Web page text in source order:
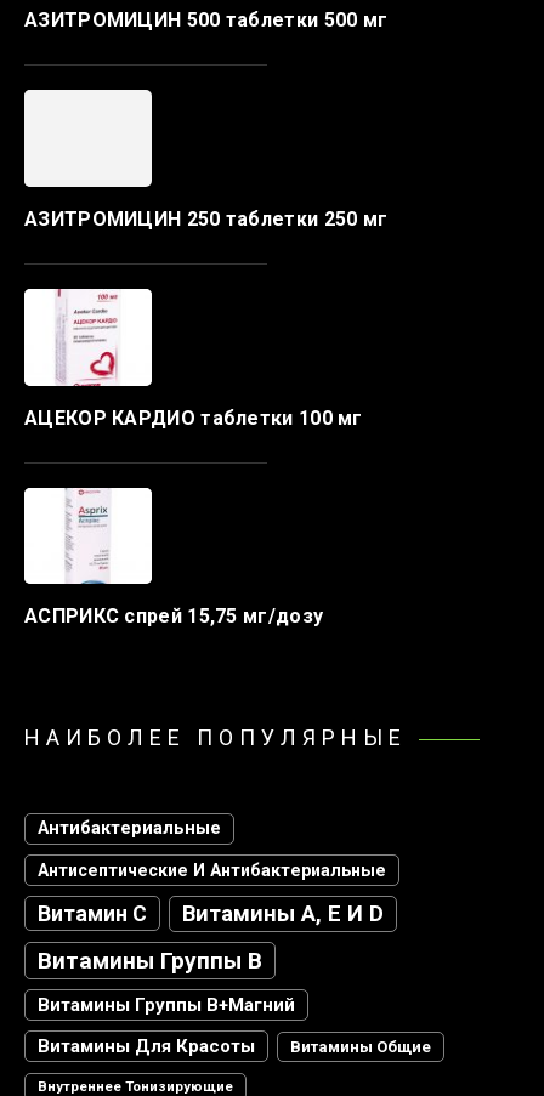
АЗИТРОМИЦИН 500 таблетки 500 мг
АЗИТРОМИЦИН 250 таблетки 250 мг
АЦЕКОР КАРДИО таблетки 100 мг
АСПРИКС спрей 15,75 мг/дозу
НАИБОЛЕЕ ПОПУЛЯРНЫЕ
Антибактериальные
Антисептические И Антибактериальные
Витамин С Витамины А, Е И D
Витамины Группы В
Витамины Группы В+магний
Витамины Для Красоты
Витамины Общие
Внутреннее Тонизирующие